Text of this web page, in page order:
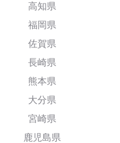
高知県
福岡県
佐賀県
長崎県
熊本県
大分県
宮崎県
鹿児島県